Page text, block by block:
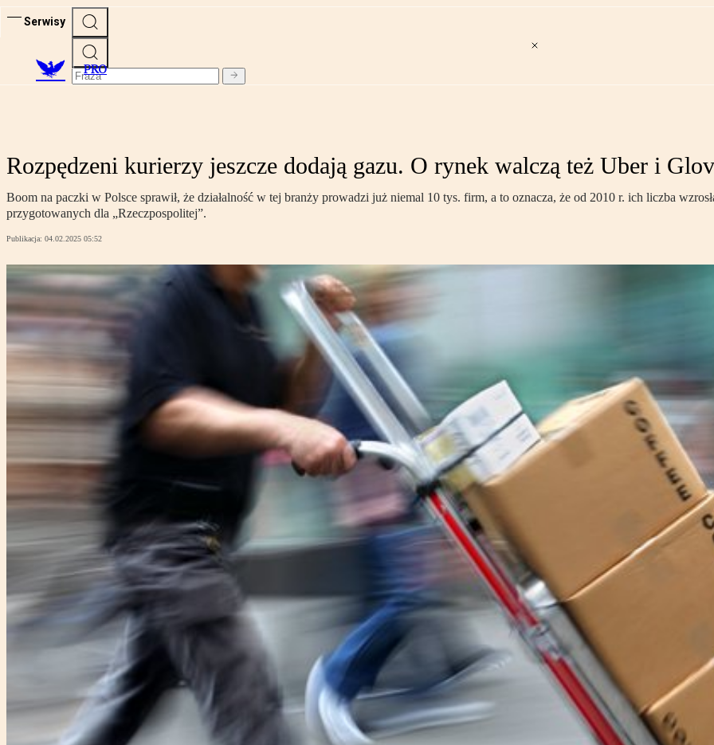
Serwisy
PRO
Rozpędzeni kurierzy jeszcze dodają gazu. O rynek walczą też Uber i
Boom na paczki w Polsce sprawił, że działalność w tej branży prowadzi już niemal 10 tys. firm, a to oznacza, że od 2010 r. ich liczba
przygotowanych dla „Rzeczpospolitej”.
Publikacja: 04.02.2025 05:52